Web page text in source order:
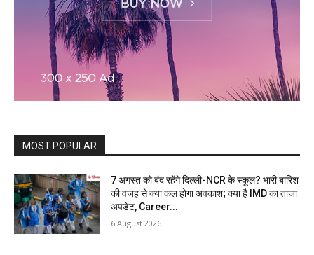
MOST POPULAR
7 अगस्त को बंद रहेंगे दिल्ली-NCR के स्कूल? भारी बारिश
की वजह से क्या कल होगा अवकाश; क्या है IMD का ताजा
अपडेट, Career...
6 August 2026